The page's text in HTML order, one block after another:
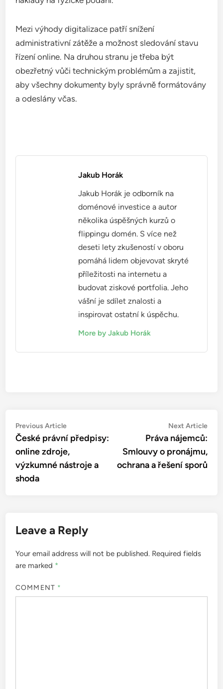
Mezi výhody digitalizace patří snížení
administrativní zátěže a možnost sledování stavu
řízení online. Na druhou stranu je třeba být
obezřetný vůči technickým problémům a zajistit,
aby všechny dokumenty byly správně formátovány
a odeslány včas.
Jakub Horák
Jakub Horák je odborník na
doménové investice a autor
několika úspěšných kurzů o
flippingu domén. S více než
deseti lety zkušeností v oboru
pomáhá lidem objevovat skryté
příležitosti na internetu a
budovat ziskové portfolia. Jeho
vášní je sdílet znalosti a
inspirovat ostatní k úspěchu.
More by Jakub Horák
Post
navigation
Previous ArticlePrevious
article:
České právní předpisy:
online zdroje,
výzkumné nástroje a
shoda
Next Article
Práva nájemců:
Smlouvy o pronájmu,
ochrana a řešení sporů
Leave a Reply
Your email address will not be published. Required fields
are marked *
COMMENT *